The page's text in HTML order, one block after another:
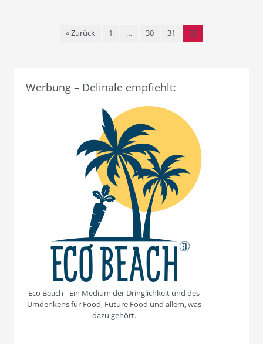
« Zurück 1 … 30 31 32
Werbung – Delinale empfiehlt:
Eco Beach - Ein Medium der Dringlichkeit und des
Umdenkens für Food, Future Food und allem, was
dazu gehört.